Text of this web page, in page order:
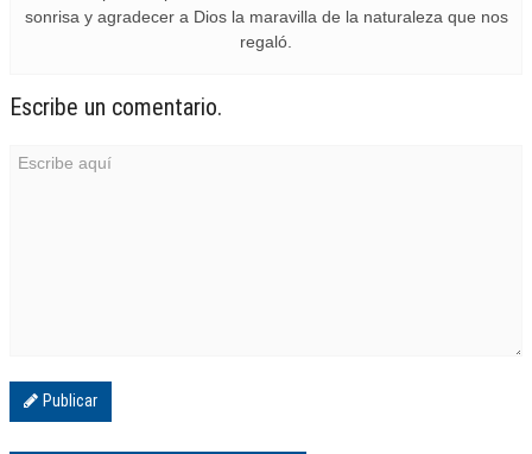
sonrisa y agradecer a Dios la maravilla de la naturaleza que nos
regaló.
Escribe un comentario.
Publicar